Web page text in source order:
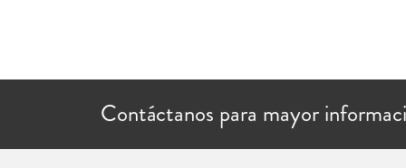
Contáctanos para mayor